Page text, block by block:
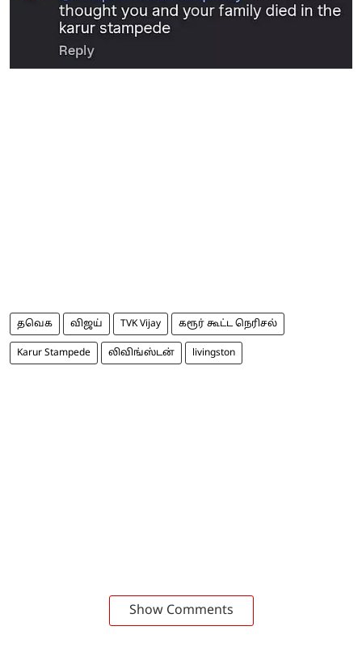
தவெக விஜய் TVK Vijay கரூர் கூட்ட நெரிசல்
Karur Stampede லிவிங்ஸ்டன் livingston
Show Comments